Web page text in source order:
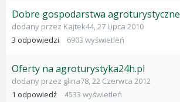
Dobre gospodarstwa agroturystyczne
dodany przez Kajtek44,27 Lipca 2010
3 odpowiedzi 6903 wyświetleń
Oferty na agroturystyka24h.pl
dodany przez glina78,22 Czerwca 2012
1 odpowiedź 4533 wyświetleń